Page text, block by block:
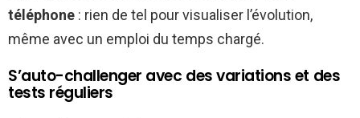
téléphone : rien de tel pour visualiser l’évolution,
même avec un emploi du temps chargé.
S’auto-challenger avec des variations et des
tests réguliers